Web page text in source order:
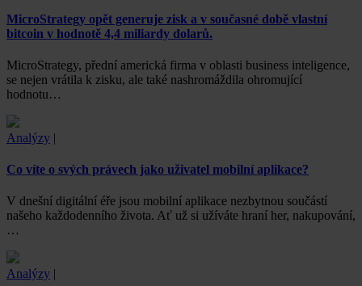
MicroStrategy opět generuje zisk a v současné době vlastní
bitcoin v hodnotě 4,4 miliardy dolarů.
MicroStrategy, přední americká firma v oblasti business inteligence,
se nejen vrátila k zisku, ale také nashromáždila ohromující
hodnotu…
Analýzy |
Co víte o svých právech jako uživatel mobilní aplikace?
V dnešní digitální éře jsou mobilní aplikace nezbytnou součástí
našeho každodenního života. Ať už si užíváte hraní her, nakupování,
…
Analýzy